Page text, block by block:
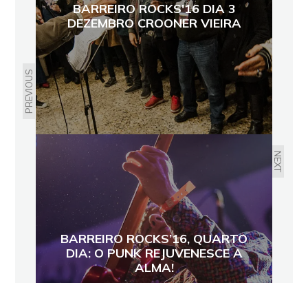
PREVIOUS
BARREIRO ROCKS'16 DIA 3
DEZEMBRO CROONER VIEIRA
NEXT
BARREIRO ROCKS’16, QUARTO
DIA: O PUNK REJUVENESCE A
ALMA!